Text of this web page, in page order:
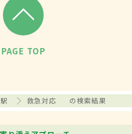
PAGE TOP
救急対応 の検索結果